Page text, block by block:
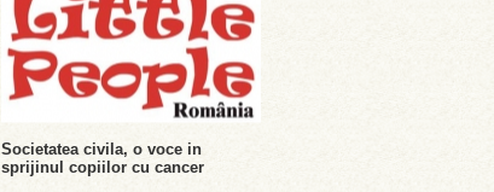
Societatea civila, o voce in
sprijinul copiilor cu cancer